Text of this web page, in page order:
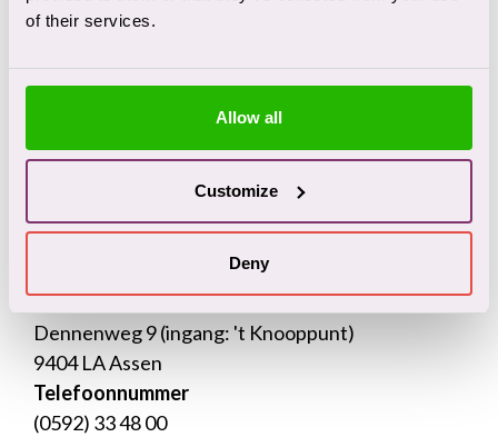
of their services.
Allow all
Customize
Deny
Bezoekadres
9404 LA Assen
(0592) 33 46 00
Kliniek Acute Zorg
Bezoekadres
Dennenweg 9 (ingang: 't Knooppunt)
9404 LA Assen
Telefoonnummer
(0592) 33 48 00